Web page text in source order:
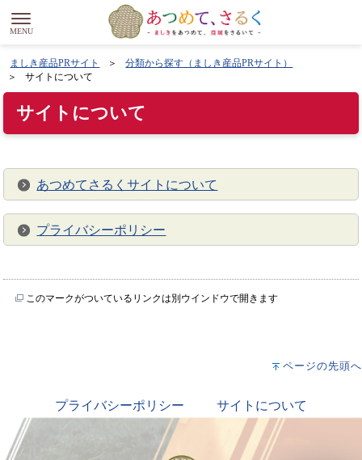
ましき産品PRサイト
分類から探す（ましき産品PRサイト）
サイトについて
サイトについて
あつめてさるくサイトについて
プライバシーポリシー
このマークがついているリンクは別ウインドウで開きます
ページの先頭へ
プライバシーポリシー サイトについて